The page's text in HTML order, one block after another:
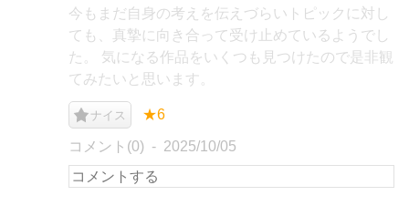
今もまだ自身の考えを伝えづらいトピックに対し
ても、真摯に向き合って受け止めているようでし
た。 気になる作品をいくつも見つけたので是非観
てみたいと思います。
ナイス ★6
コメント(0) 2025/10/05